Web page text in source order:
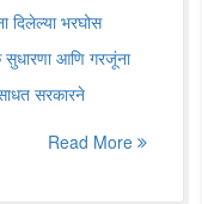
दिलेल्या भरघोस
आणि गरजूंना
सरकारने
Read More